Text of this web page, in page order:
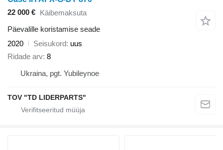
22 000 € Käibemaksuta
Päevalille koristamise seade
2020
Seisukord uus
Ridade arv 8
Ukraina, pgt. Yubileynoe
TOV "TD LIDERPARTS"